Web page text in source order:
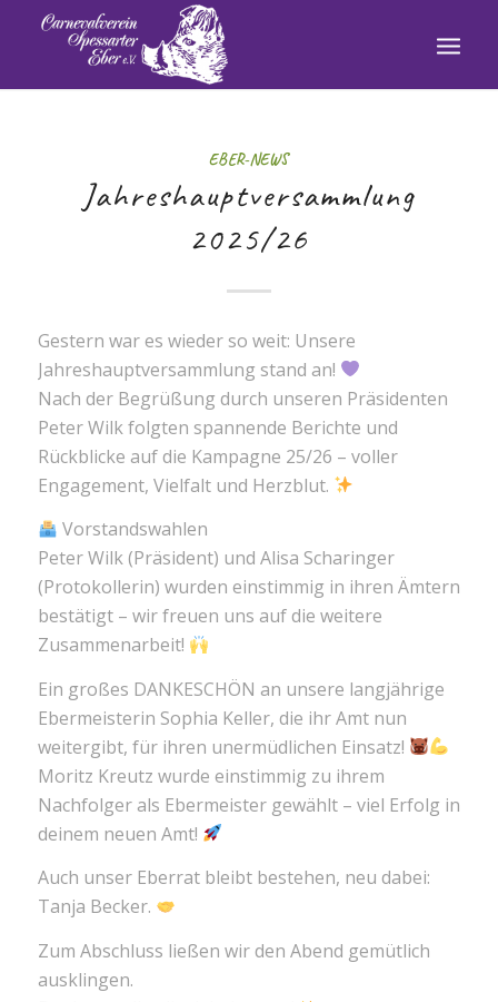
EBER-NEWS
Jahreshauptversammlung
2025/26
Gestern war es wieder so weit: Unsere
Jahreshauptversammlung stand an!
Nach der Begrüßung durch unseren Präsidenten
Peter Wilk folgten spannende Berichte und
Rückblicke auf die Kampagne 25/26 – voller
Engagement, Vielfalt und Herzblut.
Vorstandswahlen
Peter Wilk (Präsident) und Alisa Scharinger
(Protokollerin) wurden einstimmig in ihren Ämtern
bestätigt – wir freuen uns auf die weitere
Zusammenarbeit!
Ein großes DANKESCHÖN an unsere langjährige
Ebermeisterin Sophia Keller, die ihr Amt nun
weitergibt, für ihren unermüdlichen Einsatz!
Moritz Kreutz wurde einstimmig zu ihrem
Nachfolger als Ebermeister gewählt – viel Erfolg in
deinem neuen Amt!
Auch unser Eberrat bleibt bestehen, neu dabei:
Tanja Becker.
Zum Abschluss ließen wir den Abend gemütlich
ausklingen.